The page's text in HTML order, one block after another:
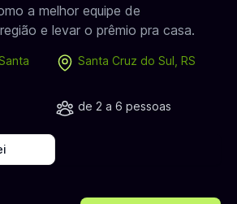
a melhor equipe de
e levar o prêmio pra casa.
Santa Cruz do Sul, RS
de 2 a 6 pessoas